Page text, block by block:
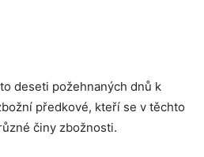
deseti požehnaných dnů k
předkové, kteří se v těchto
činy zbožnosti.